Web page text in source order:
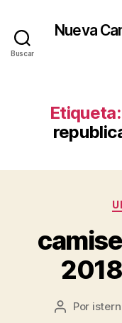
Buscar
Nueva
Etiqueta:
Autor
Por istern